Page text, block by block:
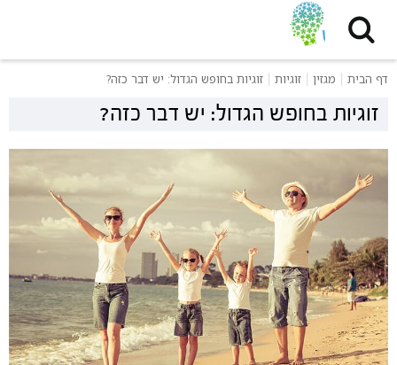
דף הבית מגזין זוגיות זוגיות בחופש הגדול: יש דבר כזה?
זוגיות בחופש הגדול: יש דבר כזה?